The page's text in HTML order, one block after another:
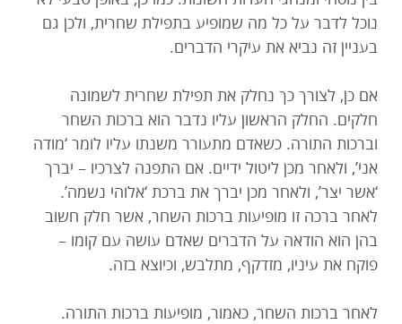
נוכל לדבר על כל מה שמופיע בתפילת שחרית, ולכן גם
בעניין זה נביא את עיקרי הדברים.
אם כן, לצורך כך נחלק את תפילת שחרית לשמונה
חלקים. החלק הראשון עליו נדבר הוא ברכות השחר
וברכות התורה. כשאדם מתעורר משנתו עליו לומר ‘מודה
אני’, ולאחר מכן ליטול ידיים. אם התפנה לצרכיו – יברך
‘אשר יצר’, ולאחר מכן יברך את ברכת ‘אלוהי נשמה’.
לאחר ברכה זו מופיעות ברכות השחר, אשר חלק חשוב
בהן הוא הודאה על הדברים שאדם עושה עם קומו –
פוקח את עיניו, מזדקף, מתלבש, וכיוצא בזה.
לאחר ברכות השחר, כאמור, מופיעות ברכות התורה.